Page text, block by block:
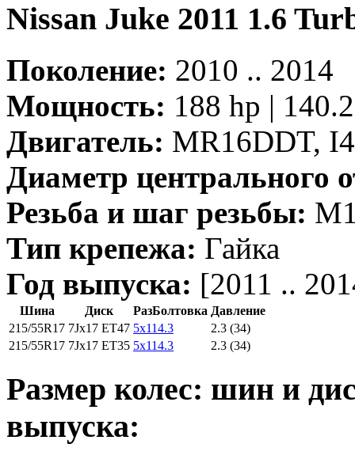
Nissan Juke 2011 1.6
Поколение: 2010 .. 2014
Мощность: 188 hp |
Двигатель: MR16DDT,
Диаметр центрального
Резьба и шаг резьбы:
Тип крепежа: Гайка
Год выпуска: [2011 ..
Шина Диск РазБолтовка Давление
215/55R17 7Jx17 ET47 5x114.3
2.3 (34)
215/55R17 7Jx17 ET35 5x114.3 2.3 (34)
Размер колес: шин и
выпуска: